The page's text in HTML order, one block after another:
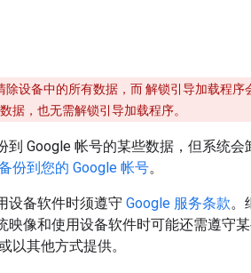
除设备中的所有数据，而 解锁引导加载程
据，也无需解锁引导加载程序。
到 Google 帐号的某些数据，但系统
份到您的 Google 帐号。
设备软件时须遵守 Google 服务条款。
映像和使用设备软件时可能还需遵守
以其他方式提供。